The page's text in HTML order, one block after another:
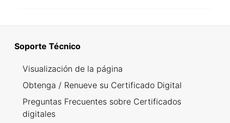
Soporte Técnico
Visualización de la página
Obtenga / Renueve su Certificado Digital
Preguntas Frecuentes sobre Certificados
digitales